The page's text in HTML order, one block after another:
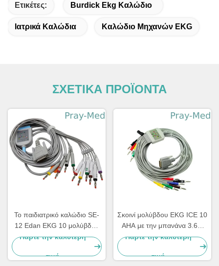
Ετικέτες: Burdick Ekg Καλώδιο
Ιατρικά Καλώδια Καλώδιο Μηχανών EKG
ΣΧΕΤΙΚΑ ΠΡΟΪΟΝΤΑ
Το παιδιατρικό καλώδιο SE-
12 Edan EKG 10 μολύβδου
εκφράζει το σακάκι SE-1200
Πάρτε την καλύτερη
τιμή
Σκοινί μολύβδου EKG ICE 10
AHA με την μπανάνα 3.6m
DB 15 συνδετήρας Newtech
Πάρτε την καλύτερη
τιμή